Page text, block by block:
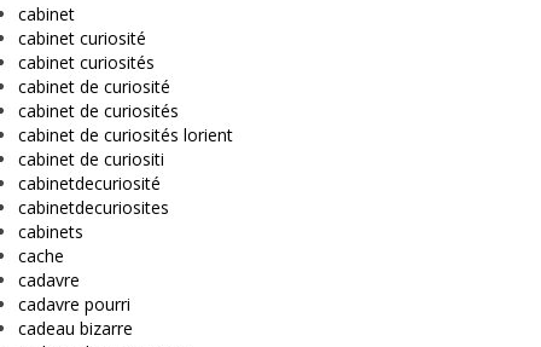
cabinet
cabinet curiosité
cabinet curiosités
cabinet de curiosité
cabinet de curiosités
cabinet de curiosités lorient
cabinet de curiositi
cabinetdecuriosité
cabinetdecuriosites
cabinets
cache
cadavre
cadavre pourri
cadeau bizarre